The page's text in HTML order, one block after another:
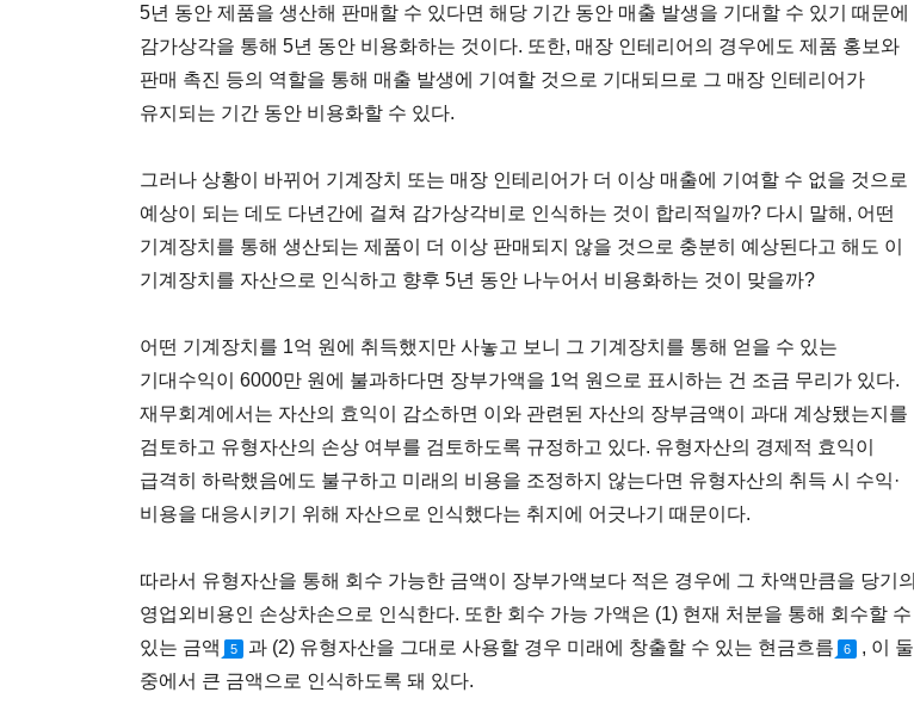
5년 동안 제품을 생산해 판매할 수 있다면 해당 기간 동안 매출 발생을 기대할 수 있기 때문에
감가상각을 통해 5년 동안 비용화하는 것이다. 또한, 매장 인테리어의 경우에도 제품 홍보와
판매 촉진 등의 역할을 통해 매출 발생에 기여할 것으로 기대되므로 그 매장 인테리어가
유지되는 기간 동안 비용화할 수 있다.
그러나 상황이 바뀌어 기계장치 또는 매장 인테리어가 더 이상 매출에 기여할 수 없을 것으로
예상이 되는 데도 다년간에 걸쳐 감가상각비로 인식하는 것이 합리적일까? 다시 말해, 어떤
기계장치를 통해 생산되는 제품이 더 이상 판매되지 않을 것으로 충분히 예상된다고 해도 이
기계장치를 자산으로 인식하고 향후 5년 동안 나누어서 비용화하는 것이 맞을까?
어떤 기계장치를 1억 원에 취득했지만 사놓고 보니 그 기계장치를 통해 얻을 수 있는
기대수익이 6000만 원에 불과하다면 장부가액을 1억 원으로 표시하는 건 조금 무리가 있다.
재무회계에서는 자산의 효익이 감소하면 이와 관련된 자산의 장부금액이 과대 계상됐는지를
검토하고 유형자산의 손상 여부를 검토하도록 규정하고 있다. 유형자산의 경제적 효익이
급격히 하락했음에도 불구하고 미래의 비용을 조정하지 않는다면 유형자산의 취득 시 수익·
비용을 대응시키기 위해 자산으로 인식했다는 취지에 어긋나기 때문이다.
따라서 유형자산을 통해 회수 가능한 금액이 장부가액보다 적은 경우에 그 차액만큼을 당기의
영업외비용인 손상차손으로 인식한다. 또한 회수 가능 가액은 (1) 현재 처분을 통해 회수할 수
있는 금액
5 과 (2) 유형자산을 그대로 사용할 경우 미래에 창출할 수 있는 현금흐름 6
, 이 둘
중에서 큰 금액으로 인식하도록 돼 있다.